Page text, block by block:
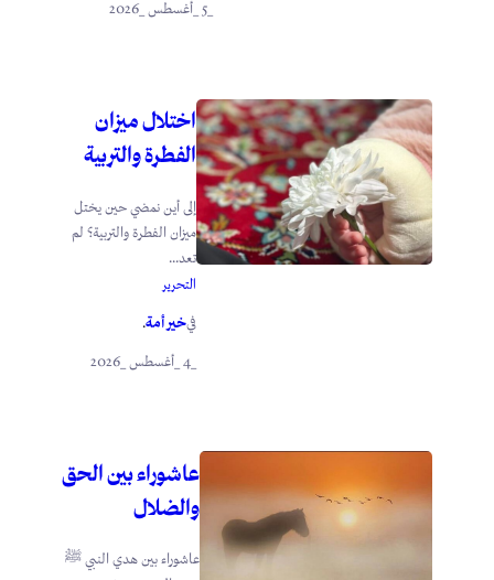
_5 _أغسطس _2026
اختلال ميزان
الفطرة والتربية
إلى أين نمضي حين يختل
ميزان الفطرة والتربية؟ لم
تعد...
التحرير
فيخير أمة.
_4 _أغسطس _2026
عاشوراء بين الحق
والضلال
عاشوراء بين هدي النبي ﷺ